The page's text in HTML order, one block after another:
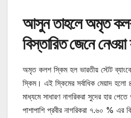
আসুন তাহলে অমৃত
বিস্তারিত জেনে নেওয়া
অমৃত কলশ স্কিম হল ভারতীয় স্টেট
স্কিম। এই স্কিমের সর্বাধিক মেয়াদ
মাধ্যমে সাধারণ নাগরিকরা সুদের হার
পাশাপাশি প্রবীর নাগরিকরা ৭.৬০ % এর